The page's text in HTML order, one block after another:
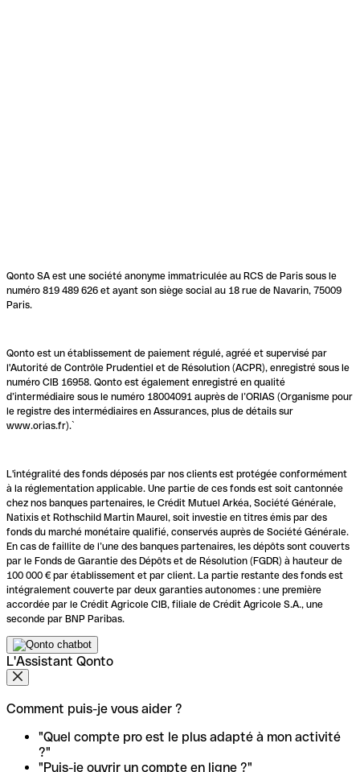
Qonto SA est une société anonyme immatriculée au RCS de Paris sous le
numéro 819 489 626 et ayant son siège social au 18 rue de Navarin, 75009
Paris.
Qonto est un établissement de paiement régulé, agréé et supervisé par
l'Autorité de Contrôle Prudentiel et de Résolution (ACPR), enregistré sous le
numéro CIB 16958. Qonto est également enregistré en qualité
d’intermédiaire sous le numéro 18004091 auprès de l’ORIAS (Organisme pour
le registre des intermédiaires en Assurances, plus de détails sur
www.orias.fr).`
L'intégralité des fonds déposés par nos clients est protégée conformément
à la réglementation applicable. Une partie de ces fonds est soit cantonnée
chez nos banques partenaires, le Crédit Mutuel Arkéa, Société Générale,
Natixis et Rothschild Martin Maurel, soit investie en titres émis par des
fonds du marché monétaire qualifié, conservés auprès de Société Générale.
En cas de faillite de l’une des banques partenaires, les dépôts sont couverts
par le Fonds de Garantie des Dépôts et de Résolution (FGDR) à hauteur de
100 000 € par établissement et par client. La partie restante des fonds est
intégralement couverte par deux garanties autonomes : une première
accordée par le Crédit Agricole CIB, filiale de Crédit Agricole S.A., une
seconde par BNP Paribas.
L'Assistant Qonto
Comment puis-je vous aider ?
"Quel compte pro est le plus adapté à mon activité
?"
"Puis-je ouvrir un compte en ligne ?"